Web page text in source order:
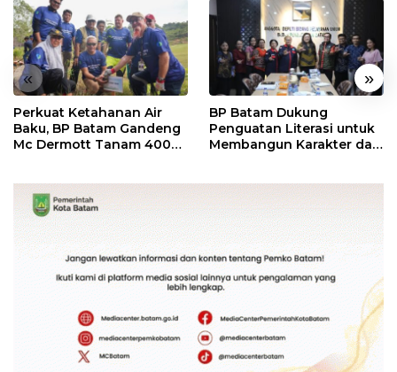
« »
Perkuat Ketahanan Air
Baku, BP Batam Gandeng
Mc Dermott Tanam 400
BP Batam Dukung
Penguatan Literasi untuk
Membangun Karakter dan